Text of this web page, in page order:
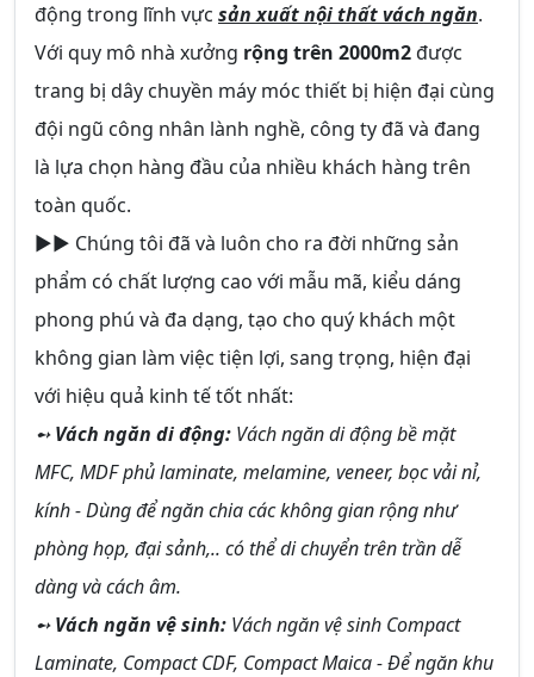
động trong lĩnh vực sản xuất nội thất vách ngăn.
Với quy mô nhà xưởng rộng trên 2000m2được
trang bị dây chuyền máy móc thiết bị hiện đại cùng
đội ngũ công nhân lành nghề, công ty đã và đang
là lựa chọn hàng đầu của nhiều khách hàng trên
toàn quốc.
►► Chúng tôi đã và luôn cho ra đời những sản
phẩm có chất lượng cao với mẫu mã, kiểu dáng
phong phú và đa dạng, tạo cho quý khách một
không gian làm việc tiện lợi, sang trọng, hiện đại
với hiệu quả kinh tế tốt nhất:
➻Vách ngăn di động: Vách ngăn di động bề mặt
MFC, MDF phủ laminate, melamine, veneer, bọc vải nỉ,
kính - Dùng để ngăn chia các không gian rộng như
phòng họp, đại sảnh,.. có thể di chuyển trên trần dễ
dàng và cách âm.
➻Vách ngăn vệ sinh: Vách ngăn vệ sinh Compact
Laminate, Compact CDF, Compact Maica - Để ngăn khu